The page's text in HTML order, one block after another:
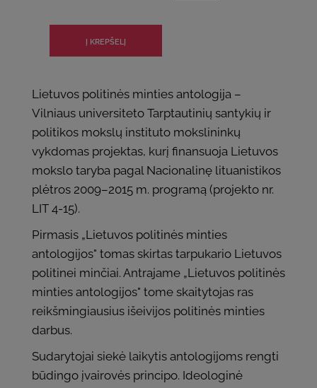
Lietuvos politinės minties antologija –
Vilniaus universiteto Tarptautinių santykių ir
poli­tikos mokslų instituto mokslininkų
vykdomas projektas, kurį finansuoja Lietuvos
mokslo taryba pagal Nacionalinę lituanistikos
plėtros 2009–2015 m. programą (projekto nr.
LIT 4-15).
Pirma­sis „Lietuvos politinės minties
antologijos" tomas skirtas tarpukario Lietuvos
politinei minčiai. Antrajame „Lietuvos politinės
minties antologijos" tome skaitytojas ras
reikšmingiausius išeivijos politinės minties
darbus.
Sudaryto­jai siekė laikytis antologijoms rengti
būdingo įvairovės principo. Ideologinė